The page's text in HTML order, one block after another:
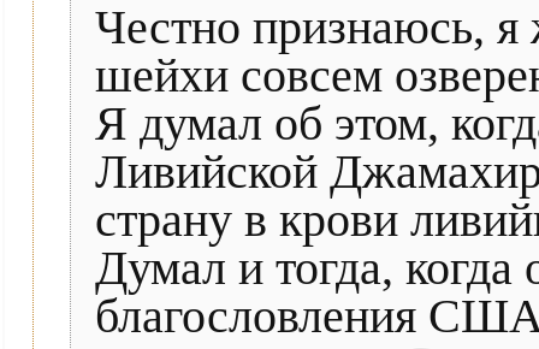
Честно признаюсь, я
шейхи совсем
Я думал об этом,
Ливийской
страну в крови
Думал и тогда,
благословления США